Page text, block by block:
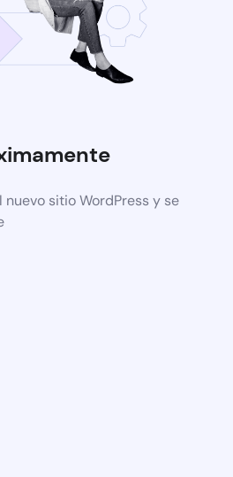
nuevo sitio WordPress y se